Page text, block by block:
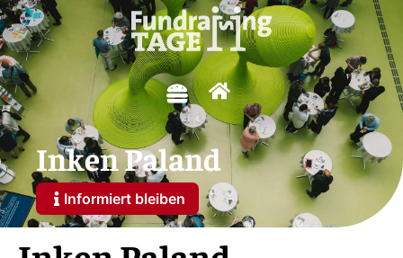
Inken Paland
Informiert bleiben